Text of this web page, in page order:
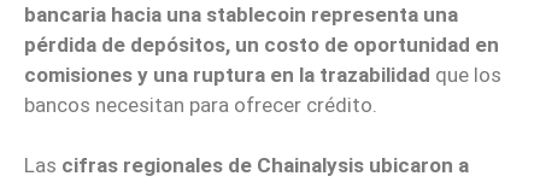
bancaria hacia una stablecoin representa una
pérdida de depósitos, un costo de oportunidad en
comisiones y una ruptura en la trazabilidad que los
bancos necesitan para ofrecer crédito.
Las cifras regionales de Chainalysis ubicaron a